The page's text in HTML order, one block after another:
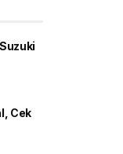
Cek